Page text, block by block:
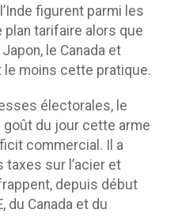
figurent parmi les
tarifaire alors que
le Canada et
le moins cette pratique.
électorales, le
goût du jour cette arme
commercial. Il a
sur l’acier et
depuis début
du Canada et du